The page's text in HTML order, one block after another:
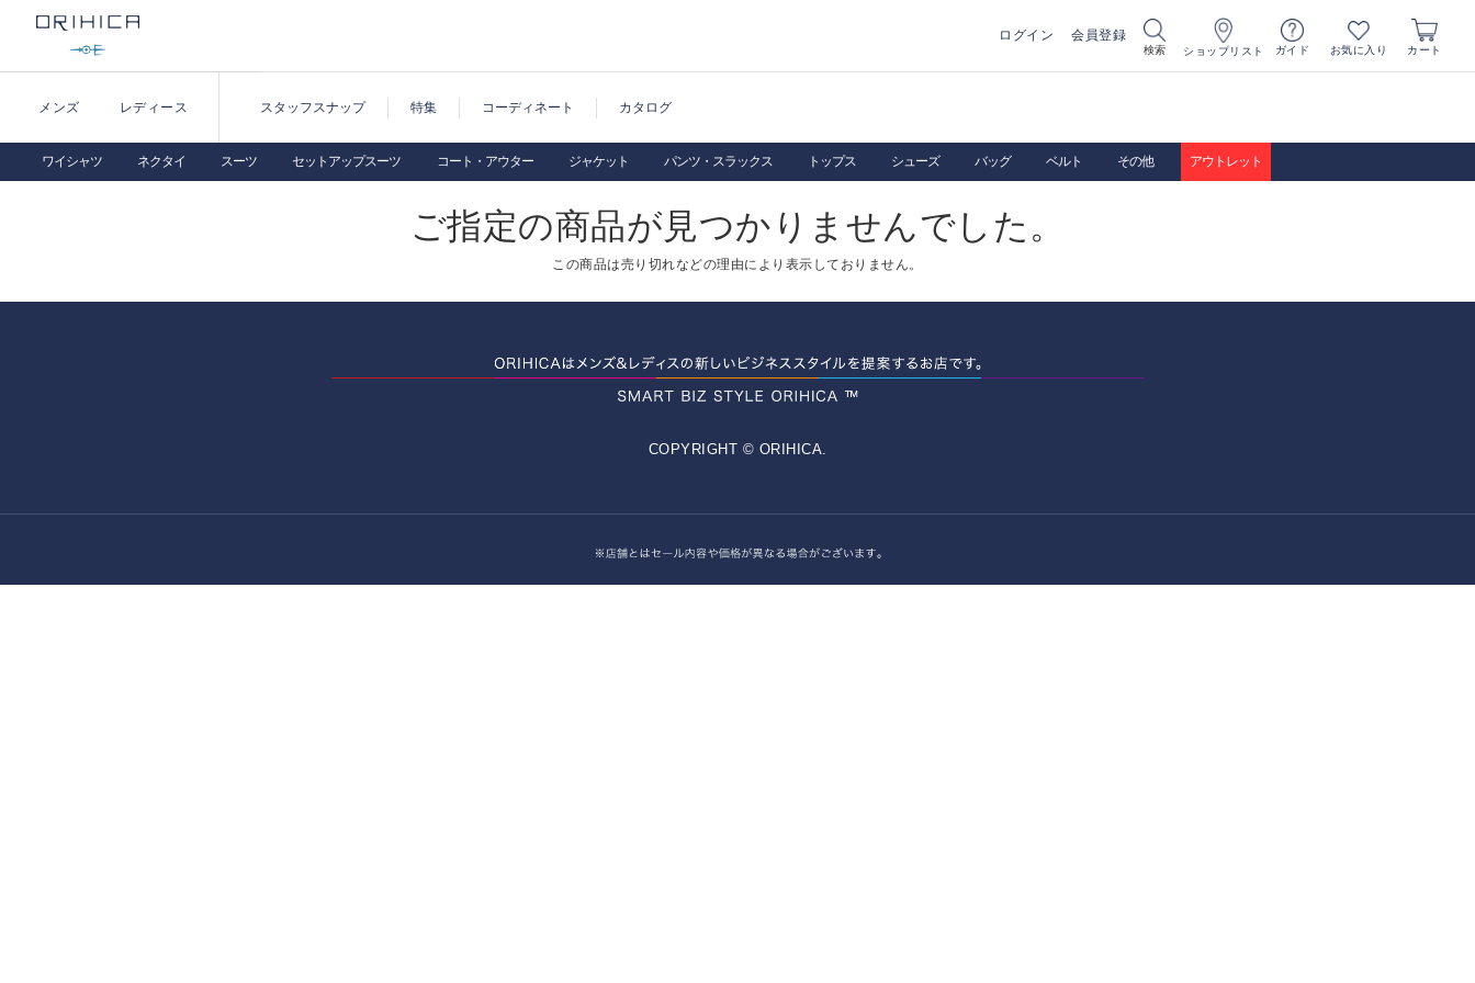
ログイン 会員登録
検索 ショップリスト ガイド お気に入り カート
メンズ レディース スタッフスナップ 特集 コーディネート カタログ
ワイシャツ ネクタイ スーツ セットアップスーツ コート・アウター ジャケット パンツ・スラックス トップス シューズ バッグ ベルト その他 アウトレット
ご指定の商品が見つかりませんでした。
この商品は売り切れなどの理由により表示しておりません。
COPYRIGHT © ORIHICA.